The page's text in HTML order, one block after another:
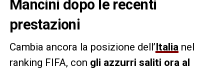
Mancini dopo le recenti
prestazioni
Cambia ancora la posizione dell’Italia nel
ranking FIFA, con gli azzurri saliti ora al